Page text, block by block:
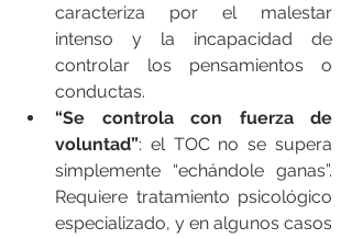
caracteriza por el malestar
intenso y la incapacidad de
controlar los pensamientos o
conductas.
“Se controla con fuerza de
voluntad”: el TOC no se supera
simplemente “echándole ganas”.
Requiere tratamiento psicológico
especializado, y en algunos casos